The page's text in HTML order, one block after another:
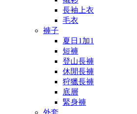
長袖上衣
毛衣
褲子
夏日1加1
短褲
登山長褲
休閒長褲
狩獵長褲
底層
緊身褲
外套